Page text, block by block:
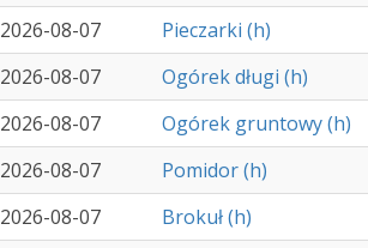
2026-08-07
Pieczarki (h)
2026-08-07
Ogórek długi (h)
2026-08-07
Ogórek gruntowy (h)
2026-08-07
Pomidor (h)
2026-08-07
Brokuł (h)